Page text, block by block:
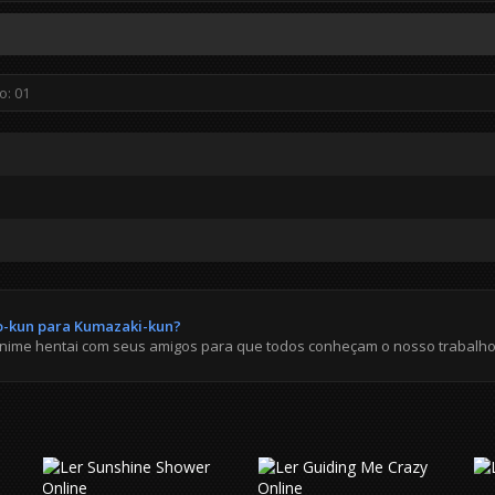
para Kumazaki-kun?
hentai com seus amigos para que todos conheçam o nosso